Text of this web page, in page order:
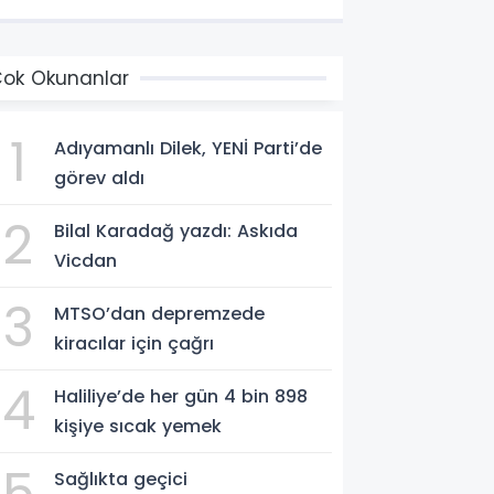
Okunanlar
1
Adıyamanlı Dilek, YENİ Parti’de
görev aldı
2
Bilal Karadağ yazdı: Askıda
Vicdan
3
MTSO’dan depremzede
kiracılar için çağrı
4
Haliliye’de her gün 4 bin 898
kişiye sıcak yemek
Sağlıkta geçici